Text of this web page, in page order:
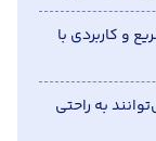
و کاربردی با
به راحتی